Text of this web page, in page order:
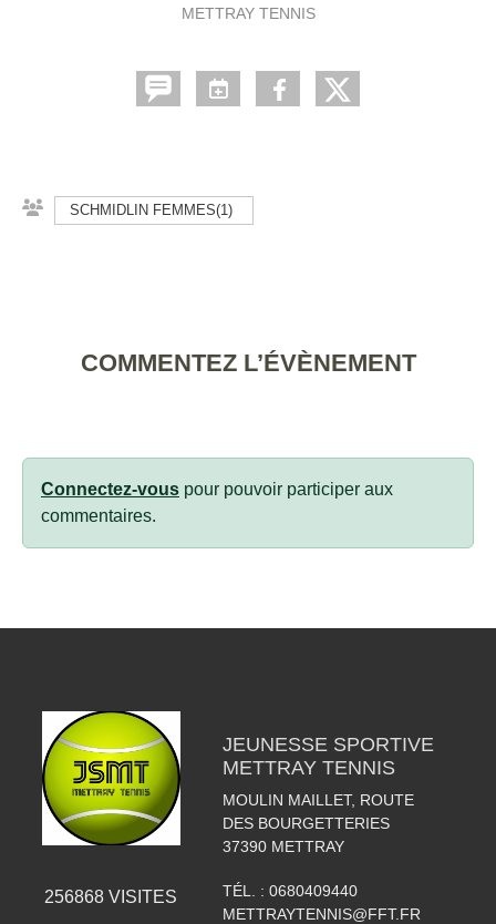
METTRAY TENNIS
SCHMIDLIN FEMMES(1)
COMMENTEZ L’ÉVÈNEMENT
Connectez-vous pour pouvoir participer aux
commentaires.
256868 VISITES
JEUNESSE SPORTIVE
METTRAY TENNIS
MOULIN MAILLET, ROUTE
DES BOURGETTERIES
37390 METTRAY
TÉL. : 0680409440
METTRAYTENNIS@FFT.FR